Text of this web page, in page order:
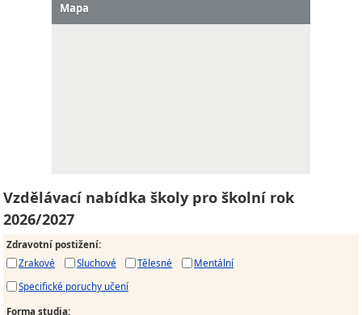
Mapa
Vzdělávací nabídka školy pro školní rok
2026/2027
Zdravotní postižení:
Zrakové
Sluchové Tělesné
Mentální
Specifické poruchy učení
Forma studia: